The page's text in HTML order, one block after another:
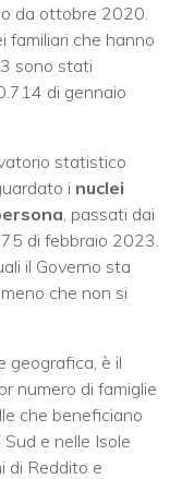
da ottobre 2020.
familiari che hanno
sono stati
di gennaio
statistico
i nuclei
, passati dai
di febbraio 2023.
il Governo sta
che non si
geografica, è il
numero di famiglie
che beneficiano
e nelle Isole
di Reddito e